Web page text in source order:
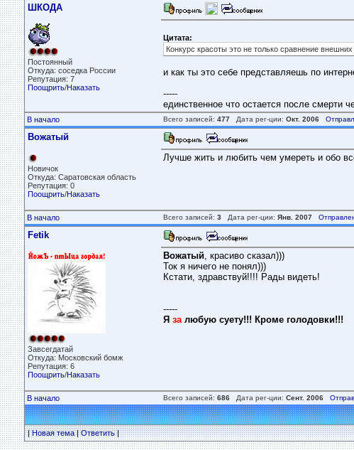
ШКОДА
Постоянный
Откуда: соседка России
Репутация: 7
Поощрить/Наказать
Цитата:
Конкурс красоты это не только сравнение
и как ты это себе представляешь по
-----
единственное что остается после смерти
В начало Всего записей: 477 Дата рег-ции: Окт. 2006
Вожатый
Новичок
Откуда: Саратовская область
Репутация: 0
Поощрить/Наказать
Лучше жить и любить чем умереть и обо
В начало Всего записей: 3 Дата рег-ции: Янв. 2007
Fetik
Завсегдатай
Откуда: Московский бомж
Репутация: 6
Поощрить/Наказать
Вожатый, красиво сказал)))
Ток я ничего не понял)))
Кстати, здравствуй!!!! Рады видеть!
-----
Я залюбую суету!!! Кроме голодовки!!!
В начало Всего записей: 686 Дата рег-ции: Сент. 2006
|Новая тема|Ответить|